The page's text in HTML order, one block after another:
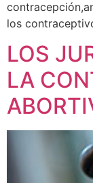
los
LOS
LA